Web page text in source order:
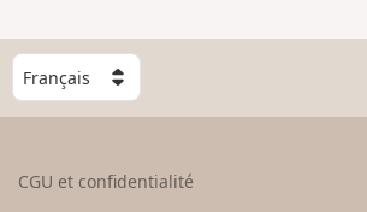
g
n
C
h
o
CGU et confidentialité